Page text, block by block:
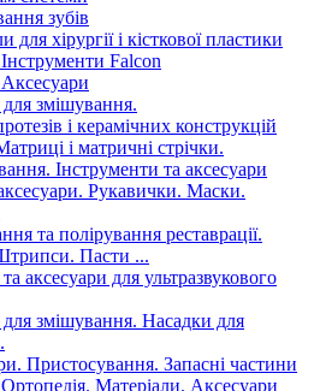
зубів
для хірургії і кісткової пластики
Falcon
змішування.
і керамічних конструкцій
і матричні стрічки.
Інструменти та аксесуари
Рукавички. Маски.
та полірування реставрації.
Пасти ...
аксесуари для ультразвукового
змішування. Насадки для
Пристосування. Запасні частини
Матеріали. Аксесуари